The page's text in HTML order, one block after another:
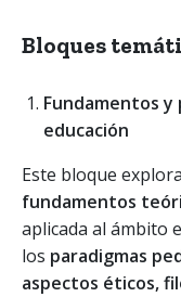
Bloques
Fundamentos
educación
Este bloque
fundamentos
aplicada al ámbito
los paradigmas
aspectos éticos,